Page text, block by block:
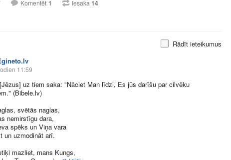
Komentēt 1 Iesaka 14
Rādīt ieteikumus
11:59
uz tiem saka: "Nāciet Man līdzi, Es jūs darīšu par cilvēku
(Bibele.lv)
svētās naglas,
nemirstīgu dara,
spēks un Viņa vara
un uzmodināt arī.
mazliet, mans Kungs,